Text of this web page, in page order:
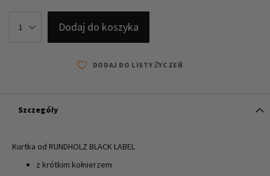
Dodaj do koszyka
DODAJ DO LISTY ŻYCZEŃ
Szczegóły
Kurtka od RUNDHOLZ BLACK LABEL
z krótkim kołnierzem